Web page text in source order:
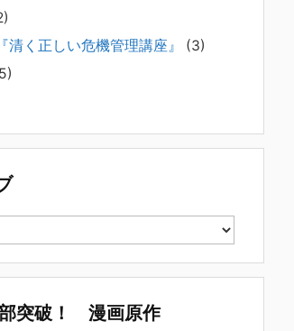
案じる「きょうだい」必見②
精神疾患が疑われる家族がい
ラブルで困っている方へ
至らない家族のパターンのうち、弊社の相談
ラインのインタビューを受けまし
といえば集英社！」というく…
しても大変な名誉です。h[...]
く正しい危機管理講座』
(3)
突破！ 漫画原作